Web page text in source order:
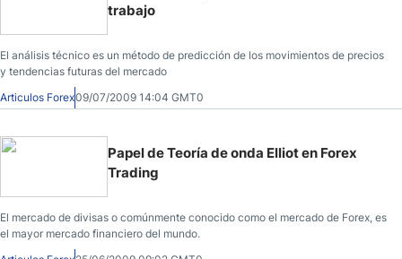
trabajo
El análisis técnico es un método de predicción de los movimientos de precios
y tendencias futuras del mercado
Articulos Forex09/07/2009 14:04 GMT0
Papel de Teoría de onda Elliot en Forex
Trading
El mercado de divisas o comúnmente conocido como el mercado de Forex, es
el mayor mercado financiero del mundo.